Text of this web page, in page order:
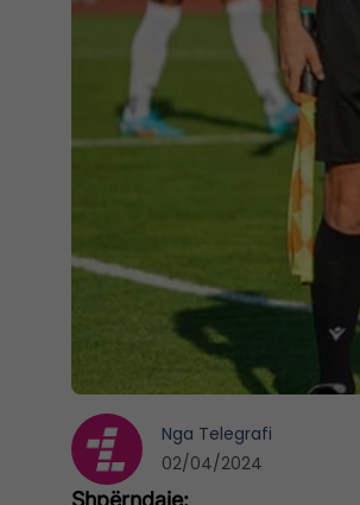
Nga Telegrafi
02/04/2024